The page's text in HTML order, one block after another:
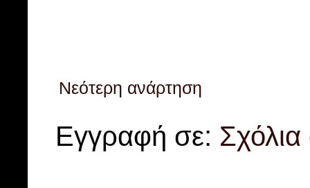
Νεότερη ανάρτηση
Εγγραφή σε: